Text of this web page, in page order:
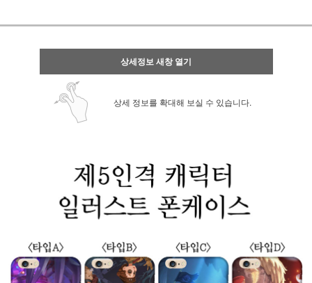
상세정보 새창 열기
상세 정보를 확대해 보실 수 있습니다.